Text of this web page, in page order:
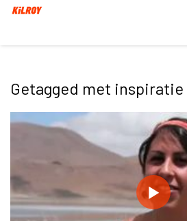
Getagged met inspiratie